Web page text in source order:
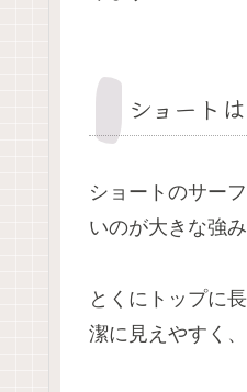
ショート
ショートのサー
いのが大きな強み
とくにトップに
潔に見えやすく